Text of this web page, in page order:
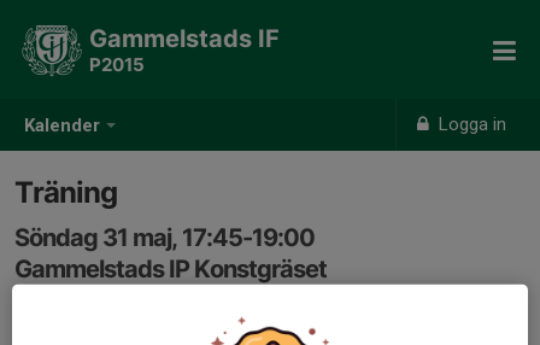
Kalender Logga in
Gammelstads IF
P2015
Träning
Söndag 31 maj, 17:45-19:00
Gammelstads IP Konstgräset